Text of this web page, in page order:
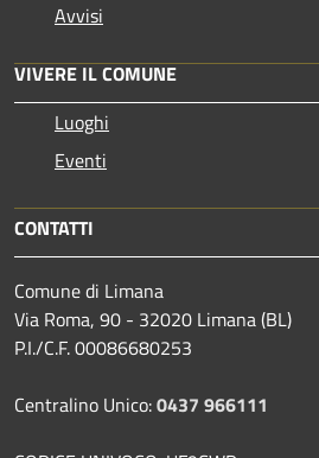
Avvisi
VIVERE IL COMUNE
Luoghi
Eventi
CONTATTI
Comune di Limana
Via Roma, 90 - 32020 Limana (BL)
P.I./C.F. 00086680253
Centralino Unico:0437 966111